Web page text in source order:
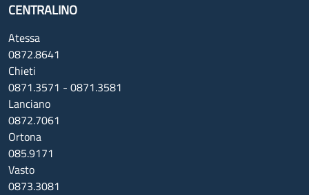
CENTRALINO
Atessa
0872.8641
Chieti
0871.3571 - 0871.3581
Lanciano
0872.7061
Ortona
085.9171
Vasto
0873.3081